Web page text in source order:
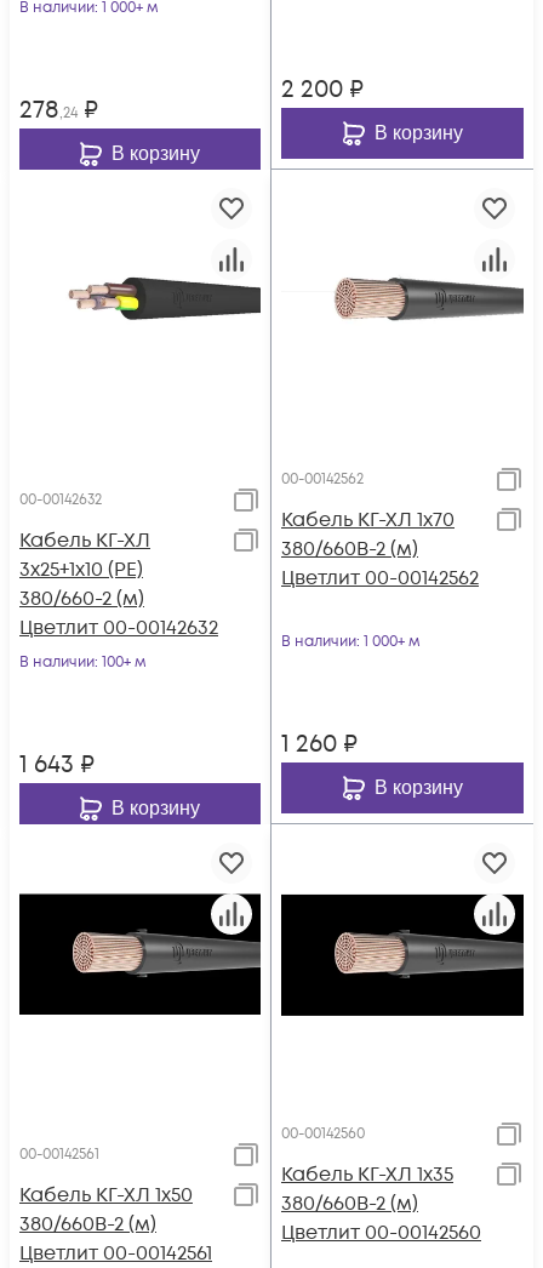
В наличии: 1 000+ м
278,24 ₽
В корзину
2 200 ₽
В корзину
00-00142632
Кабель КГ-ХЛ
3х25+1х10 (PE)
380/660-2 (м)
Цветлит 00-00142632
В наличии: 100+ м
1 643 ₽
В корзину
00-00142562
Кабель КГ-ХЛ 1х70
380/660В-2 (м)
Цветлит 00-00142562
В наличии: 1 000+ м
1 260 ₽
В корзину
00-00142561
Кабель КГ-ХЛ 1х50
380/660В-2 (м)
Цветлит 00-00142561
00-00142560
Кабель КГ-ХЛ 1х35
380/660В-2 (м)
Цветлит 00-00142560